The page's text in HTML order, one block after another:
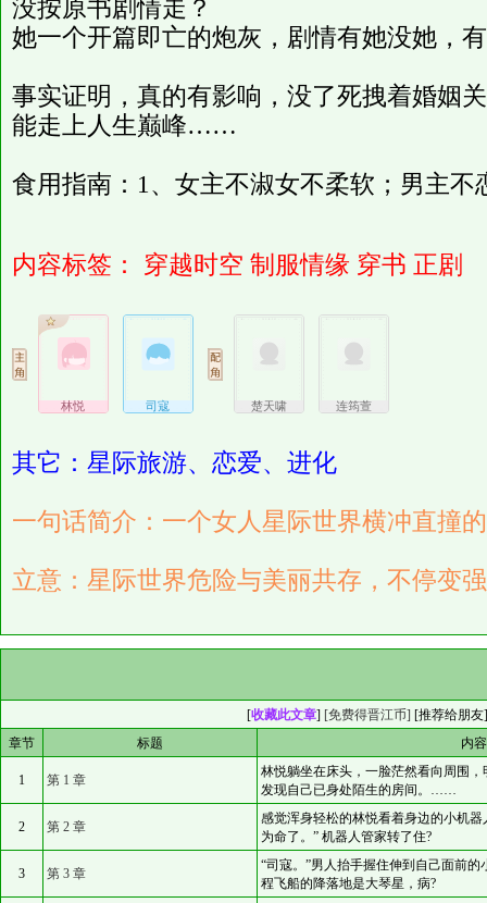
没按原书剧情走？
她一个开篇即亡的炮灰，剧情有她没她，
事实证明，真的有影响，没了死拽着婚姻
能走上人生巅峰……
食用指南：1、女主不淑女不柔软；男主不
内容标签： 穿越时空 制服情缘 穿书 正剧
林悦 司寇 楚天啸 连筠萱
其它：星际旅游、恋爱、进化
一句话简介：一个女人星际世界横冲直撞
立意：星际世界危险与美丽共存，不停变
[收藏此文章] [免费得晋江币] [推荐给朋友
章节
标题 内
1 第 1 章
林悦躺坐在床头，一脸茫然看向周围
发现自己已身处陌生的房间。……
2 第 2 章
感觉浑身轻松的林悦看着身边的小机
为命了。” 机器人管家转了住?
3 第 3 章
“司寇。”男人抬手握住伸到自己面前
程飞船的降落地是大琴星，病?